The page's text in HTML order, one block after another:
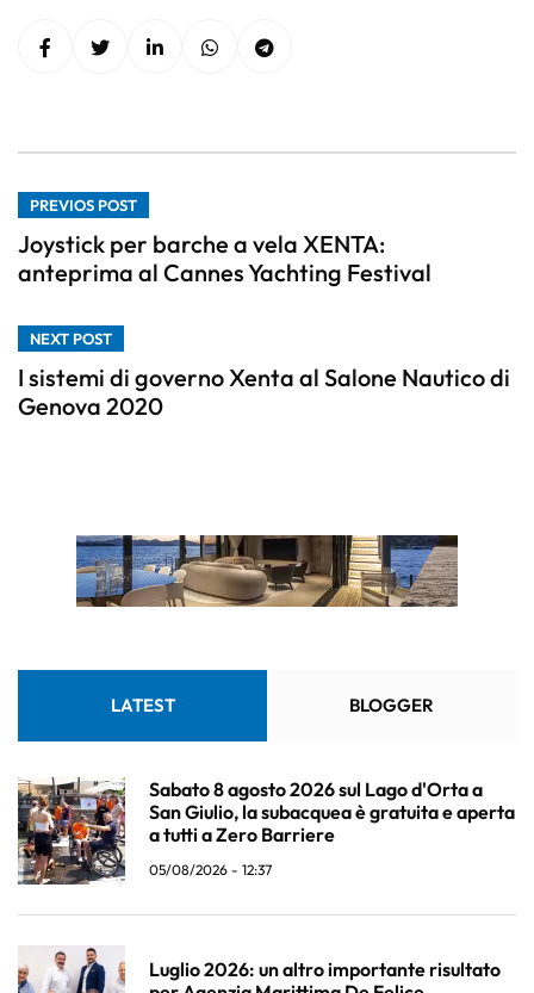
PREVIOS POST
Joystick per barche a vela XENTA:
anteprima al Cannes Yachting Festival
NEXT POST
I sistemi di governo Xenta al Salone Nautico di
Genova 2020
LATEST BLOGGER
Sabato 8 agosto 2026 sul Lago d'Orta a
San Giulio, la subacquea è gratuita e aperta
a tutti a Zero Barriere
05/08/2026 - 12:37
Luglio 2026: un altro importante risultato